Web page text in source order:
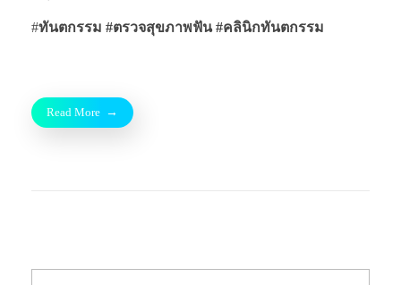
#ทันตกรรม #ตรวจสุขภาพฟัน #คลินิกทันตกรรม
Read More